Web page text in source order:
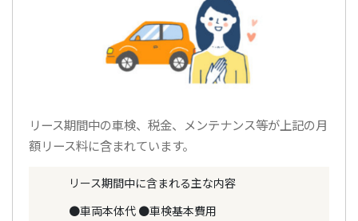
リース期間中の車検、税金、メンテナンス等が上記の月
額リース料に含まれています。
リース期間中に含まれる主な内容
●車両本体代 ●車検基本費用